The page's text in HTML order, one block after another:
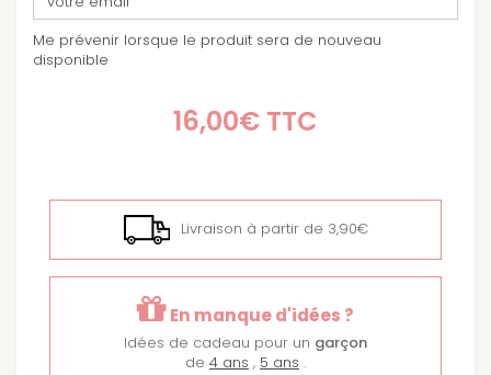
Me prévenir lorsque le produit sera de nouveau
disponible
16,00€ TTC
Livraison à partir de 3,90€
En manque d'idées ?
Idées de cadeau pour un garçon
de 4 ans , 5 ans .